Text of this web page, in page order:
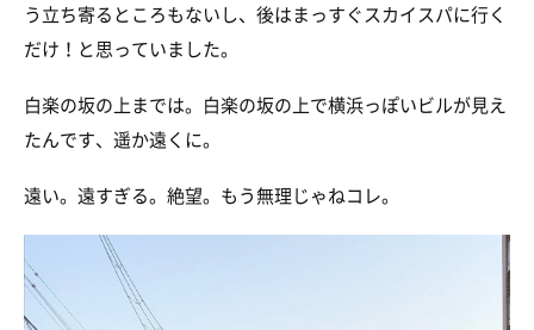
う立ち寄るところもないし、後はまっすぐスカイスパに行く
だけ！と思っていました。
白楽の坂の上までは。白楽の坂の上で横浜っぽいビルが見え
たんです、遥か遠くに。
遠い。遠すぎる。絶望。もう無理じゃねコレ。